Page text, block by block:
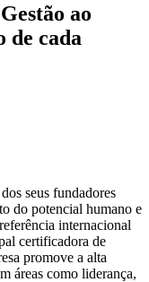
ao
de cada
seus fundadores
do potencial humano e
internacional
certificadora de
promove a alta
áreas como liderança,